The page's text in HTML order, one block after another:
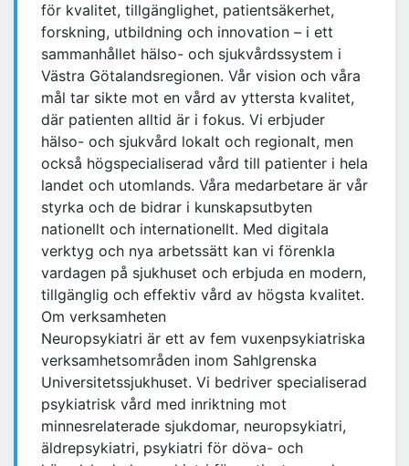
för kvalitet, tillgänglighet, patientsäkerhet,
forskning, utbildning och innovation – i ett
sammanhållet hälso- och sjukvårdssystem i
Västra Götalandsregionen. Vår vision och våra
mål tar sikte mot en vård av yttersta kvalitet,
där patienten alltid är i fokus. Vi erbjuder
hälso- och sjukvård lokalt och regionalt, men
också högspecialiserad vård till patienter i hela
landet och utomlands. Våra medarbetare är vår
styrka och de bidrar i kunskapsutbyten
nationellt och internationellt. Med digitala
verktyg och nya arbetssätt kan vi förenkla
vardagen på sjukhuset och erbjuda en modern,
tillgänglig och effektiv vård av högsta kvalitet.
Om verksamheten
Neuropsykiatri är ett av fem vuxenpsykiatriska
verksamhetsområden inom Sahlgrenska
Universitetssjukhuset. Vi bedriver specialiserad
psykiatrisk vård med inriktning mot
minnesrelaterade sjukdomar, neuropsykiatri,
äldrepsykiatri, psykiatri för döva- och